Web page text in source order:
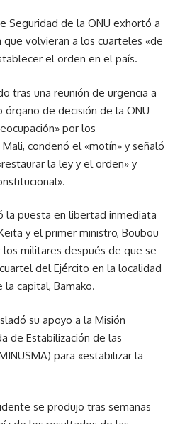
Seguridad de la ONU exhortó a
volvieran a los cuarteles «de
el orden en el país.
tras una reunión de urgencia a
de decisión de la ONU
por los
condenó el «motín» y señaló
la ley y el orden» y
la puesta en libertad inmediata
y el primer ministro, Boubou
los militares después de que se
del Ejército en la localidad
la capital, Bamako.
su apoyo a la Misión
de Estabilización de las
para «estabilizar la
se produjo tras semanas